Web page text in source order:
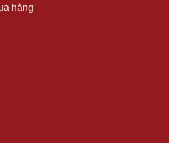
hàng